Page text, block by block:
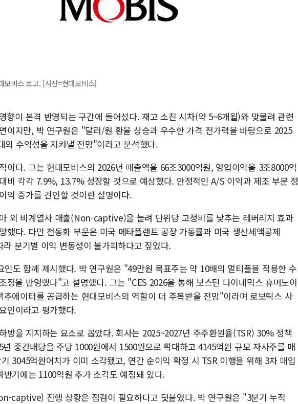
모비스 로고. [사진=현대모비스]
향이 본격 반영되는 구간에 들어섰다. 재고 소진 시차(약 5~6개월)와 맞물려 관련
이지만, 박 연구원은 "달러/원 환율 상승과 우수한 가격 전가력을 바탕으로 2025
의 수익성을 지켜낼 전망"이라고 분석했다.
이다. 그는 현대모비스의 2026년 매출액을 66조3000억원, 영업이익을 3조8000억
비 각각 7.9%, 13.7% 성장할 것으로 예상했다. 안정적인 A/S 이익과 제조 부문 정
익 증가를 견인할 것이란 설명이다.
외 비계열사 매출(Non-captive)을 늘려 단위당 고정비를 낮추는 레버리지 효과
했다. 다만 전동화 부문은 미국 메타플랜트 공장 가동률과 미국 생산세액공제
분기별 이익 변동성이 불가피하다고 짚었다.
인도 함께 제시했다. 박 연구원은 "49만원 목표주는 약 10배의 멀티플을 적용한 수
정을 반영했다"고 설명했다. 그는 "CES 2026을 통해 보스턴 다이내믹스 휴머노이
에이터를 공급하는 현대모비스의 역할이 더 주목받을 전망"이라며 로보틱스 사
인이라고 평가했다.
방을 지지하는 요소로 꼽았다. 회사는 2025~2027년 주주환원율(TSR) 30% 정책
중간배당을 주당 1000원에서 1500원으로 확대하고 4145억원 규모 자사주를 매
3045억원어치가 이미 소각됐고, 연간 순이익 확정 시 TSR 이행을 위해 3차 매입
기에는 1100억원 추가 소각도 예정돼 있다.
captive) 진행 상황은 점검이 필요하다고 덧붙였다. 박 연구원은 "3분기 누적